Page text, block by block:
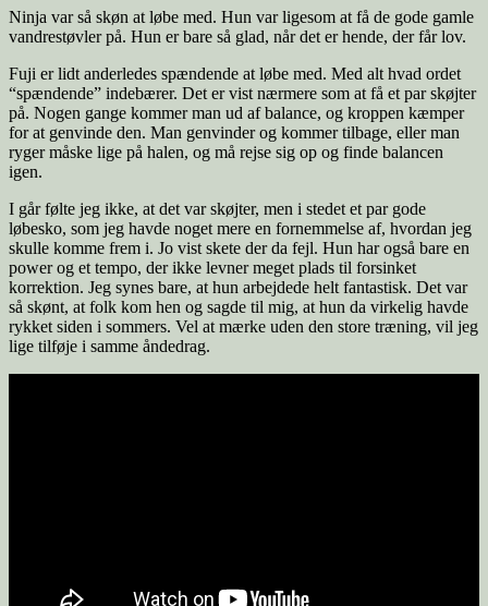
Ninja var så skøn at løbe med. Hun var ligesom at få de gode gamle
vandrestøvler på. Hun er bare så glad, når det er hende, der får lov.
Fuji er lidt anderledes spændende at løbe med. Med alt hvad ordet
“spændende” indebærer. Det er vist nærmere som at få et par skøjter
på. Nogen gange kommer man ud af balance, og kroppen kæmper
for at genvinde den. Man genvinder og kommer tilbage, eller man
ryger måske lige på halen, og må rejse sig op og finde balancen
igen.
I går følte jeg ikke, at det var skøjter, men i stedet et par gode
løbesko, som jeg havde noget mere en fornemmelse af, hvordan jeg
skulle komme frem i. Jo vist skete der da fejl. Hun har også bare en
power og et tempo, der ikke levner meget plads til forsinket
korrektion. Jeg synes bare, at hun arbejdede helt fantastisk. Det var
så skønt, at folk kom hen og sagde til mig, at hun da virkelig havde
rykket siden i sommers. Vel at mærke uden den store træning, vil jeg
lige tilføje i samme åndedrag.